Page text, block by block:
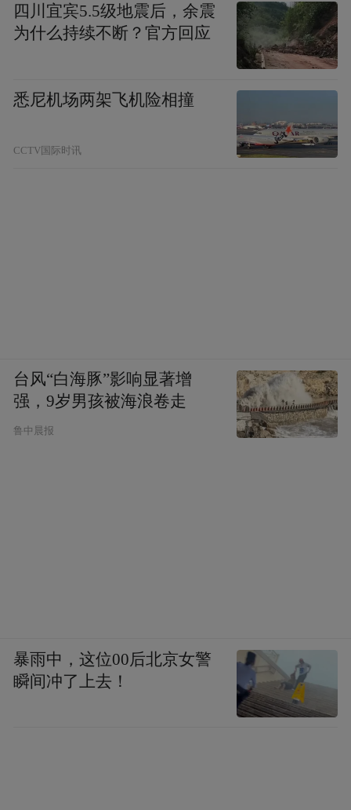
四川宜宾5.5级地震后，余震
为什么持续不断？官方回应
悉尼机场两架飞机险相撞
CCTV国际时讯
台风“白海豚”影响显著增
强，9岁男孩被海浪卷走
鲁中晨报
暴雨中，这位00后北京女警
瞬间冲了上去！